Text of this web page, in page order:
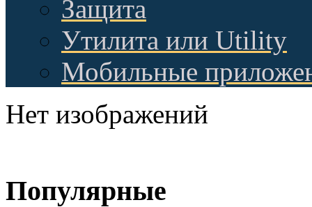
Защита
Утилита или Utility
Мобильные
Нет изображений
Популярные